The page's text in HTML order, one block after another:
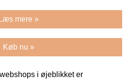
Læs mere »
Køb nu »
i øjeblikket er